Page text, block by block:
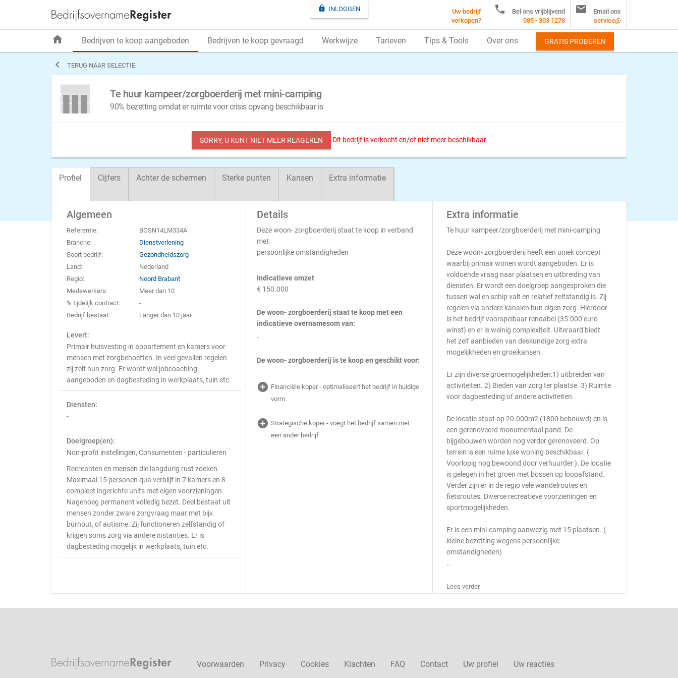
 TERUG NAAR SELECTIE
Te huur kampeer/zorgboerderij met mini-camping
90% bezetting omdat er ruimte voor crisis opvang beschikbaar is
SORRY, U KUNT NIET MEER REAGEREN Dit bedrijf is verkocht en/of niet meer beschikbaar
Profiel Cijfers Achter de schermen Sterke punten Kansen Extra informatie
Algemeen
Referentie:
BOSN14LM334A
Branche:
Dienstverlening
Soort bedrijf:
Gezondheidszorg
Land:
Nederland
Regio:
Noord Brabant
Medewerkers:
Meer dan 10
% tijdelijk contract:
-
Bedrijf bestaat:
Langer dan 10 jaar
Levert:
Primair huisvesting in appartement en kamers voor
mensen met zorgbehoeften. In veel gevallen regelen
zij zelf hun zorg. Er wordt wel jobcoaching
aangeboden en dagbesteding in werkplaats, tuin etc.
Diensten:
-
Doelgroep(en):
Non-profit instellingen, Consumenten - particulieren
Recreanten en mensen die langdurig rust zoeken.
Maximaal 15 personen qua verblijf in 7 kamers en 8
compleet ingerichte units met eigen voorzieningen.
Nagenoeg permanent volledig bezet. Deel bestaat uit
mensen zonder zware zorgvraag maar met bijv.
burnout, of autisme. Zij functioneren zelfstandig of
krijgen soms zorg via andere instanties. Er is
dagbesteding mogelijk in werkplaats, tuin etc.
Details
Deze woon- zorgboerderij staat te koop in verband
met:
persoonlijke omstandigheden
Indicatieve omzet
€ 150.000
De woon- zorgboerderij staat te koop met een
indicatieve overnamesom van:
-
De woon- zorgboerderij is te koop en geschikt voor:
add_circle Financiële koper - optimaliseert het bedrijf in huidige
vorm
add_circle Strategische koper - voegt het bedrijf samen met
een ander bedrijf
Extra informatie
Te huur kampeer/zorgboerderij met mini-camping
Deze woon- zorgboerderij heeft een uniek concept
waarbij primair wonen wordt aangeboden. Er is
voldoende vraag naar plaatsen en uitbreiding van
diensten. Er wordt een doelgroep aangesproken die
tussen wal en schip valt en relatief zelfstandig is. Zij
regelen via andere kanalen hun eigen zorg. Hierdoor
is het bedrijf voorspelbaar rendabel (35.000 euro
winst) en er is weinig complexiteit. Uiteraard biedt
het zelf aanbieden van deskundige zorg extra
mogelijkheden en groeikansen.
Er zijn diverse groeimogelijkheden:1) uitbreiden van
activiteiten. 2) Bieden van zorg ter plaatse. 3) Ruimte
voor dagbesteding of andere activiteiten.
De locatie staat op 20.000m2 (1800 bebouwd) en is
een gerenoveerd monumentaal pand. De
bijgebouwen worden nog verder gerenoveerd. Op
terrein is een ruime luxe woning beschikbaar. (
Voorlopig nog bewoond door verhuurder ). De locatie
is gelegen in het groen met bossen op loopafstand.
Verder zijn er in de regio vele wandelroutes en
fietsroutes. Diverse recreatieve voorzieningen en
sportmogelijkheden.
Er is een mini-camping aanwezig met 15 plaatsen. (
kleine bezetting wegens persoonlijke
omstandigheden)
..
Lees verder
 INLOGGEN
Uw bedrijf
verkopen?

Bel ons vrijblijvend
085 - 303 1278

Email ons
service@
home Bedrijven te koop aangeboden Bedrijven te koop gevraagd Werkwijze Tarieven Tips & Tools Over ons GRATIS PROBEREN
Voorwaarden Privacy Cookies Klachten FAQ Contact Uw profiel Uw reacties